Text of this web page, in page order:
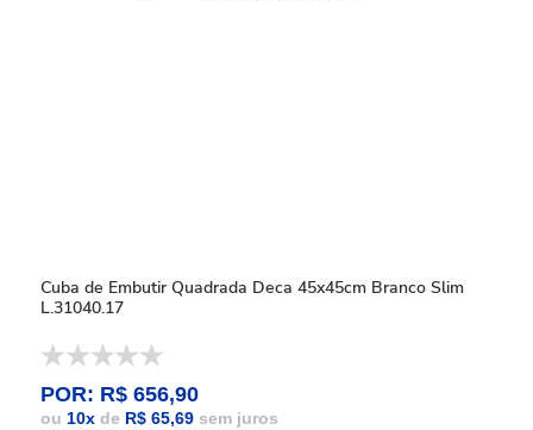
Cuba de Embutir Quadrada Deca 45x45cm Branco Slim
L.31040.17
POR: R$ 656,90
ou 10x de R$ 65,69 sem juros